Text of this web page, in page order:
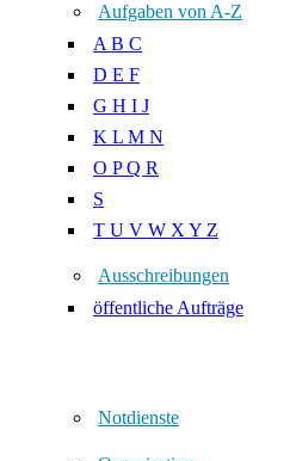
Aufgaben von A-Z
A B C
D E F
G H I J
K L M N
O P Q R
S
T U V W X Y Z
Ausschreibungen
öffentliche Aufträge
Notdienste